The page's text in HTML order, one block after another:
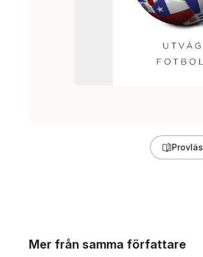
Provläs
Mer från samma författare